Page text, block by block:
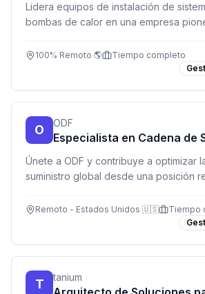
Lidera equipos de instalación de
bombas de calor en una empresa
100% Remoto 🌎
Tiempo completo
O ODF
Especialista en Cadena de
Únete a ODF y contribuye a optimizar
suministro global desde una posición
Remoto - Estados Unidos 🇺🇸
Tiempo
T tanium